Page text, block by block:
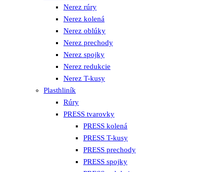
Nerez rúry
Nerez kolená
Nerez oblúky
Nerez prechody
Nerez spojky
Nerez redukcie
Nerez T-kusy
Plasthliník
Rúry
PRESS tvarovky
PRESS kolená
PRESS T-kusy
PRESS prechody
PRESS spojky